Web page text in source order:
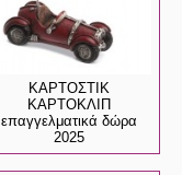
ΚΑΡΤΟΣΤΙΚ
ΚΑΡΤΟΚΛΙΠ
επαγγελματικά δώρα
2025